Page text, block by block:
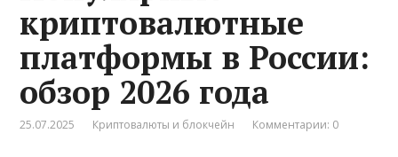
криптовалютные
платформы в России:
обзор 2026 года
25.07.2025 Криптовалюты и блокчейн Комментарии: 0